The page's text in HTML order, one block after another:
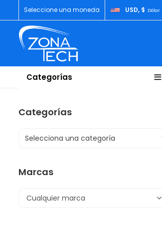
Seleccione una moneda USD, $ Dólar
Categorías
Categorías
Selecciona una categoría
Marcas